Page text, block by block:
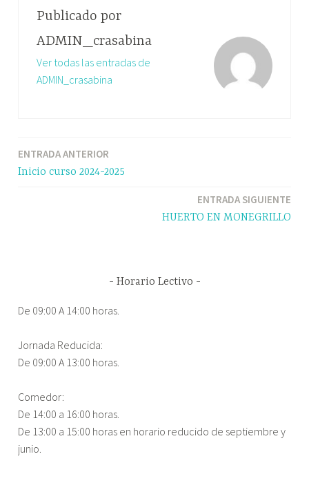
Publicado por
ADMIN_crasabina
Ver todas las entradas de
ADMIN_crasabina
Navegación
ENTRADA ANTERIOR
Inicio curso 2024-2025
ENTRADA SIGUIENTE
HUERTO EN MONEGRILLO
Horario Lectivo
De 09:00 A 14:00 horas.
Jornada Reducida:
De 09:00 A 13:00 horas.
Comedor:
De 14:00 a 16:00 horas.
De 13:00 a 15:00 horas en horario reducido de septiembre y
junio.